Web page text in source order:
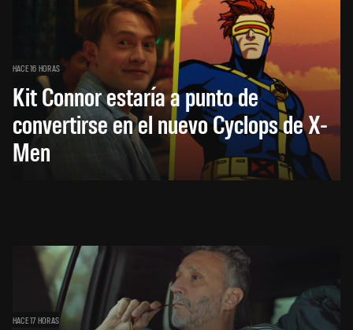
HACE 16 HORAS
Kit Connor estaría a punto de
convertirse en el nuevo Cyclops de X-
Men
HACE 17 HORAS